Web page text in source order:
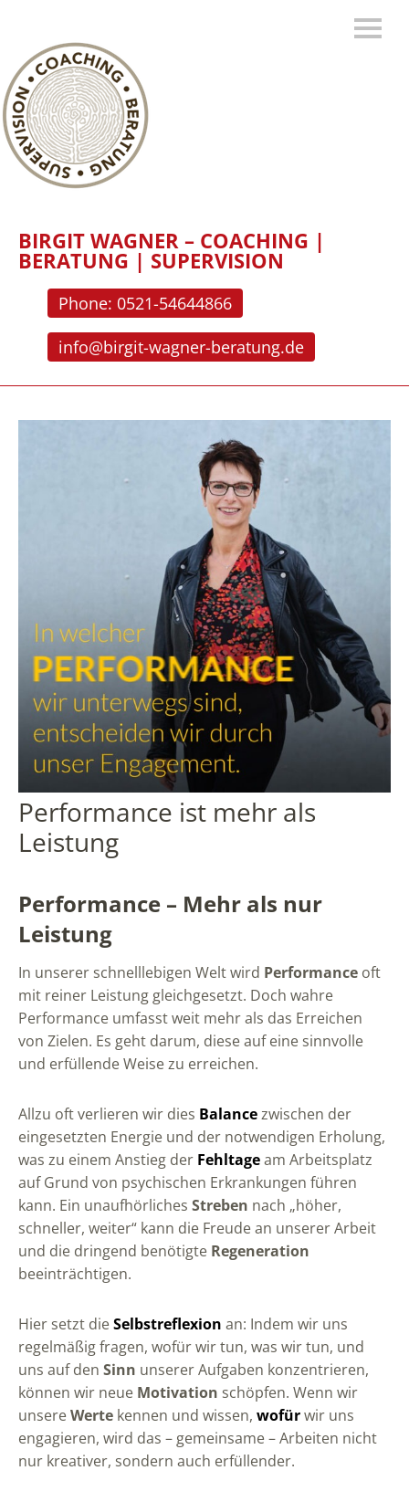
BIRGIT WAGNER – COACHING |
BERATUNG | SUPERVISION
Phone: 0521-54644866
info@birgit-wagner-beratung.de
Performance ist mehr als
Leistung
Performance – Mehr als nur
Leistung
In unserer schnelllebigen Welt wird Performance oft
mit reiner Leistung gleichgesetzt. Doch wahre
Performance umfasst weit mehr als das Erreichen
von Zielen. Es geht darum, diese auf eine sinnvolle
und erfüllende Weise zu erreichen.
Allzu oft verlieren wir dies Balancezwischen der
eingesetzten Energie und der notwendigen Erholung,
was zu einem Anstieg der Fehltageam Arbeitsplatz
auf Grund von psychischen Erkrankungen führen
kann. Ein unaufhörliches Streben nach „höher,
schneller, weiter“ kann die Freude an unserer Arbeit
und die dringend benötigte Regeneration
beeinträchtigen.
Hier setzt dieSelbstreflexion an: Indem wir uns
regelmäßig fragen, wofür wir tun, was wir tun, und
uns auf den Sinn unserer Aufgaben konzentrieren,
können wir neue Motivation schöpfen. Wenn wir
unsereWerte kennen und wissen, wofürwir uns
engagieren, wird das – gemeinsame – Arbeiten nicht
nur kreativer, sondern auch erfüllender.